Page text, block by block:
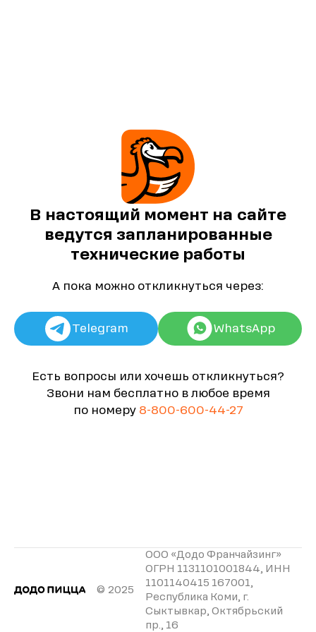
В настоящий момент на сайте
ведутся запланированные
технические работы
А пока можно откликнуться через:
Telegram WhatsApp
Есть вопросы или хочешь откликнуться?
Звони нам бесплатно в любое время
по номеру 8-800-600-44-27
© 2025
ООО «Додо Франчайзинг»
ОГРН 1131101001844, ИНН
1101140415 167001,
Республика Коми, г.
Сыктывкар, Октябрьский
пр., 16